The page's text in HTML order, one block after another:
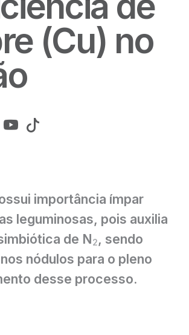
(Cu) no
importância ímpar
leguminosas, pois auxilia
de N2, sendo
nódulos para o pleno
desse processo.